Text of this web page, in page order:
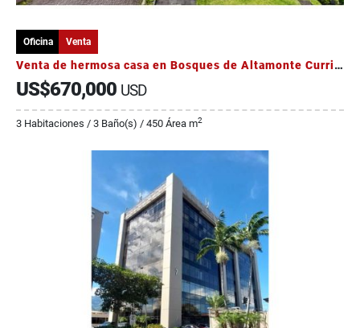
Oficina Venta
Venta de hermosa casa en Bosques de Altamonte Curridabat
US$670,000 USD
3 Habitaciones / 3 Baño(s) / 450 Área m2